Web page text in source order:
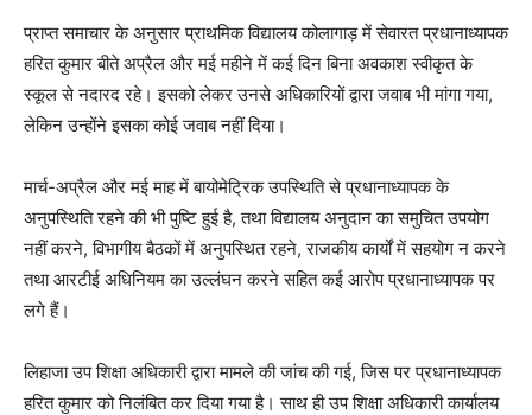
प्राप्त समाचार के अनुसार प्राथमिक विद्यालय कोलागाड़ में सेवारत प्रधानाध्यापक
हरित कुमार बीते अप्रैल और मई महीने में कई दिन बिना अवकाश स्वीकृत के
स्कूल से नदारद रहे। इसको लेकर उनसे अधिकारियों द्वारा जवाब भी मांगा गया,
लेकिन उन्होंने इसका कोई जवाब नहीं दिया।
मार्च-अप्रैल और मई माह में बायोमेट्रिक उपस्थिति से प्रधानाध्यापक के
अनुपस्थिति रहने की भी पुष्टि हुई है, तथा विद्यालय अनुदान का समुचित उपयोग
नहीं करने, विभागीय बैठकों में अनुपस्थित रहने, राजकीय कार्यों में सहयोग न करने
तथा आरटीई अधिनियम का उल्लंघन करने सहित कई आरोप प्रधानाध्यापक पर
लगे हैं।
लिहाजा उप शिक्षा अधिकारी द्वारा मामले की जांच की गई, जिस पर प्रधानाध्यापक
हरित कुमार को निलंबित कर दिया गया है। साथ ही उप शिक्षा अधिकारी कार्यालय